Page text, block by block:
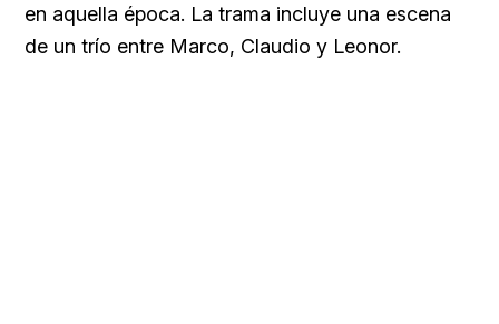
en aquella época. La trama incluye una escena
de un trío entre Marco, Claudio y Leonor.